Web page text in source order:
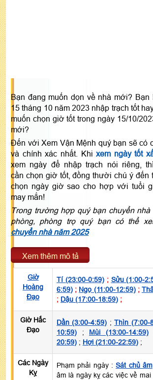
Bạn đang muốn dọn về nhà mới? Bạn
15 tháng 10 năm 2023 nhập trạch tốt
muốn chọn giờ tốt trong ngày 15/10/
mới?
Đến với Xem Vận Mệnh quý bạn sẽ có
và chính xác nhất. Khixem ngày tốt
xem ngày để nhập trạch nói riêng,
cần chọn giờ tốt, đồng thười chú ý đến
chọn ngày giờ sao cho hợp với tuổi
may mắn!
Trong trường hợp quý bạn chuyển
phòng, phòng trọ quý bạn có thể
chuyển nhà năm 2025
Xem thêm mô tả
Giờ
Hoàng
Đạo
Tí (23:00-0:59); Sửu (1:00-
6:59) ; Ngọ (11:00-12:59);
; Dậu (17:00-18:59) ;
Giờ Hắc
Đạo
Dần (3:00-4:59) ;Thìn (7:00-
10:59) ; Mùi (13:00-14:59)
20:59) ; Hợi (21:00-22:59) ;
Các Ngày
Kỵ
Phạm phải ngày : Sát chủ âm
âm là ngày kỵ các việc về